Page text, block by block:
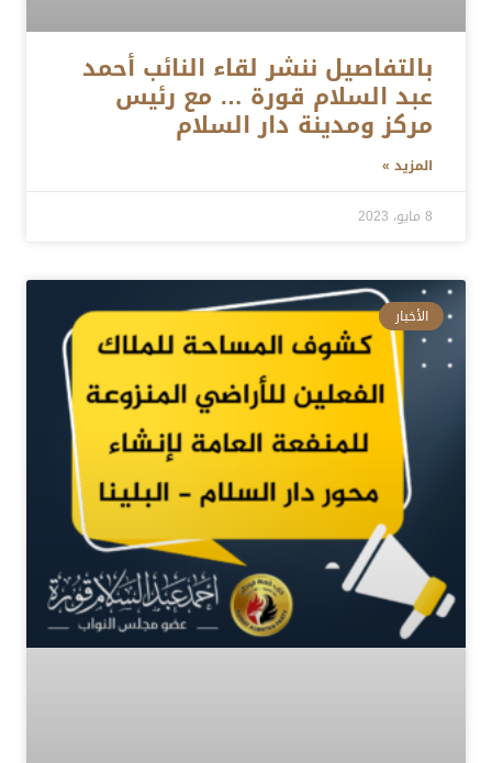
بالتفاصيل ننشر لقاء النائب أحمد
عبد السلام قورة … مع رئيس
مركز ومدينة دار السلام
المزيد »
8 مايو، 2023
الأخبار